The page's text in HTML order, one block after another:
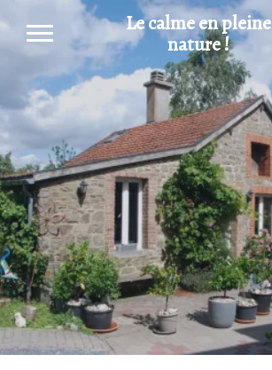
Le calme en pleine
nature !